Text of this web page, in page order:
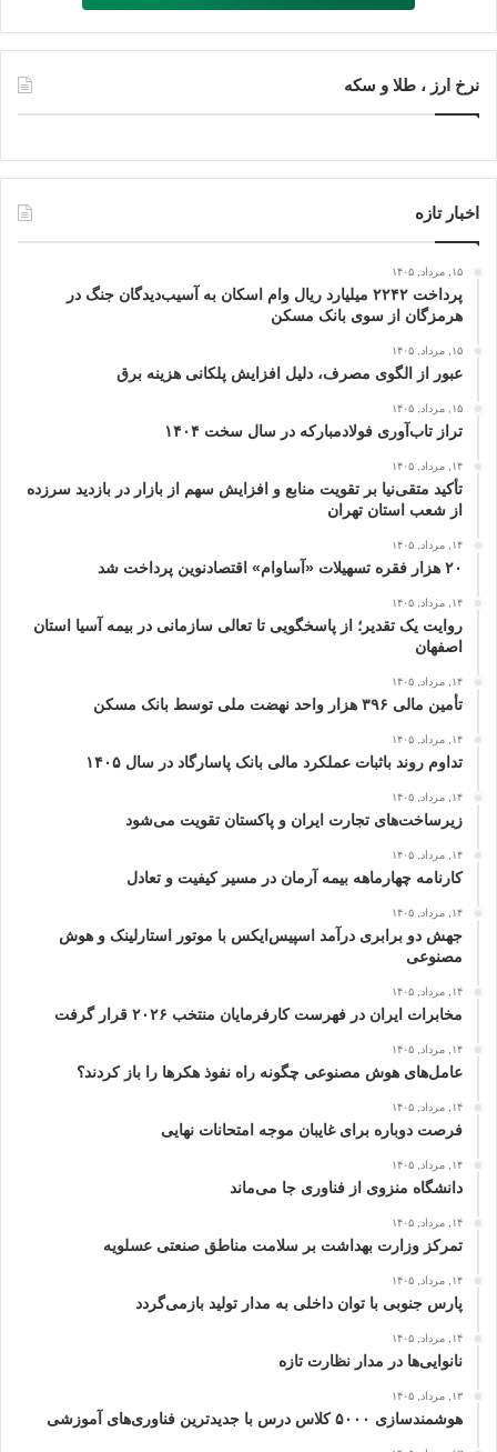
نرخ ارز ، طلا و سکه
اخبار تازه
۱۵, مرداد, ۱۴۰۵
پرداخت ۲۲۴۲ میلیارد ریال وام اسکان به آسیب‌دیدگان جنگ در
هرمزگان از سوی بانک مسکن
۱۵, مرداد, ۱۴۰۵
عبور از الگوی مصرف، دلیل افزایش پلکانی هزینه برق
۱۵, مرداد, ۱۴۰۵
تراز تاب‌آوری فولادمبارکه در سال سخت ۱۴۰۴
۱۴, مرداد, ۱۴۰۵
تأکید متقی‌نیا بر تقویت منابع و افزایش سهم از بازار در بازدید سرزده
از شعب استان تهران
۱۴, مرداد, ۱۴۰۵
۲۰ هزار فقره تسهیلات «آساوام» اقتصادنوین پرداخت شد
۱۴, مرداد, ۱۴۰۵
روایت یک تقدیر؛ از پاسخگویی تا تعالی سازمانی در بیمه آسیا استان
اصفهان
۱۴, مرداد, ۱۴۰۵
تأمین مالی ۳۹۶ هزار واحد نهضت ملی توسط بانک مسکن
۱۴, مرداد, ۱۴۰۵
تداوم روند باثبات عملکرد مالی بانک پاسارگاد در سال ۱۴۰۵
۱۴, مرداد, ۱۴۰۵
زیرساخت‌های تجارت ایران و پاکستان تقویت می‌شود
۱۴, مرداد, ۱۴۰۵
کارنامه چهارماهه بیمه آرمان در مسیر کیفیت و تعادل
۱۴, مرداد, ۱۴۰۵
جهش دو برابری درآمد اسپیس‌ایکس با موتور استارلینک و هوش
مصنوعی
۱۴, مرداد, ۱۴۰۵
مخابرات ایران در فهرست کارفرمایان منتخب ۲۰۲۶ قرار گرفت
۱۴, مرداد, ۱۴۰۵
عامل‌های هوش مصنوعی چگونه راه نفوذ هکرها را باز کردند؟
۱۴, مرداد, ۱۴۰۵
فرصت دوباره برای غایبان موجه امتحانات نهایی
۱۴, مرداد, ۱۴۰۵
دانشگاه منزوی از فناوری جا می‌ماند
۱۴, مرداد, ۱۴۰۵
تمرکز وزارت بهداشت بر سلامت مناطق صنعتی عسلویه
۱۴, مرداد, ۱۴۰۵
پارس جنوبی با توان داخلی به مدار تولید بازمی‌گردد
۱۴, مرداد, ۱۴۰۵
نانوایی‌ها در مدار نظارت تازه
۱۳, مرداد, ۱۴۰۵
هوشمندسازی ۵۰۰۰ کلاس درس با جدیدترین فناوری‌های آموزشی